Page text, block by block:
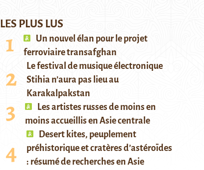
LES PLUS LUS
Un nouvel élan pour le projet
ferroviaire transafghan
Le festival de musique électronique
Stihia n’aura pas lieu au
Karakalpakstan
Les artistes russes de moins en
moins accueillis en Asie centrale
Desert kites, peuplement
préhistorique et cratères d’astéroïdes
: résumé de recherches en Asie